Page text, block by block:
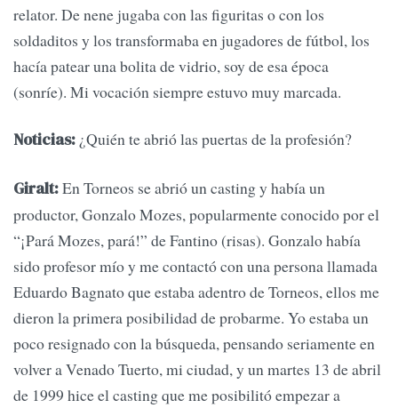
relator. De nene jugaba con las figuritas o con los
soldaditos y los transformaba en jugadores de fútbol, los
hacía patear una bolita de vidrio, soy de esa época
(sonríe). Mi vocación siempre estuvo muy marcada.
Noticias: ¿Quién te abrió las puertas de la profesión?
Giralt:En Torneos se abrió un casting y había un
productor, Gonzalo Mozes, popularmente conocido por el
“¡Pará Mozes, pará!” de Fantino (risas). Gonzalo había
sido profesor mío y me contactó con una persona llamada
Eduardo Bagnato que estaba adentro de Torneos, ellos me
dieron la primera posibilidad de probarme. Yo estaba un
poco resignado con la búsqueda, pensando seriamente en
volver a Venado Tuerto, mi ciudad, y un martes 13 de abril
de 1999 hice el casting que me posibilitó empezar a